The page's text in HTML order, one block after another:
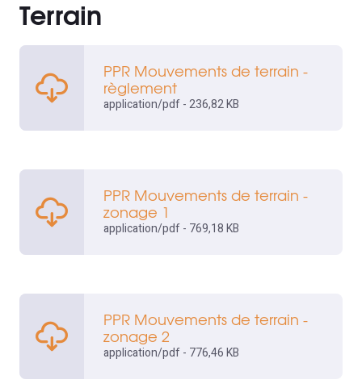
Terrain
PPR Mouvements de terrain -
règlement
application/pdf - 236,82 KB
PPR Mouvements de terrain -
zonage 1
application/pdf - 769,18 KB
PPR Mouvements de terrain -
zonage 2
application/pdf - 776,46 KB